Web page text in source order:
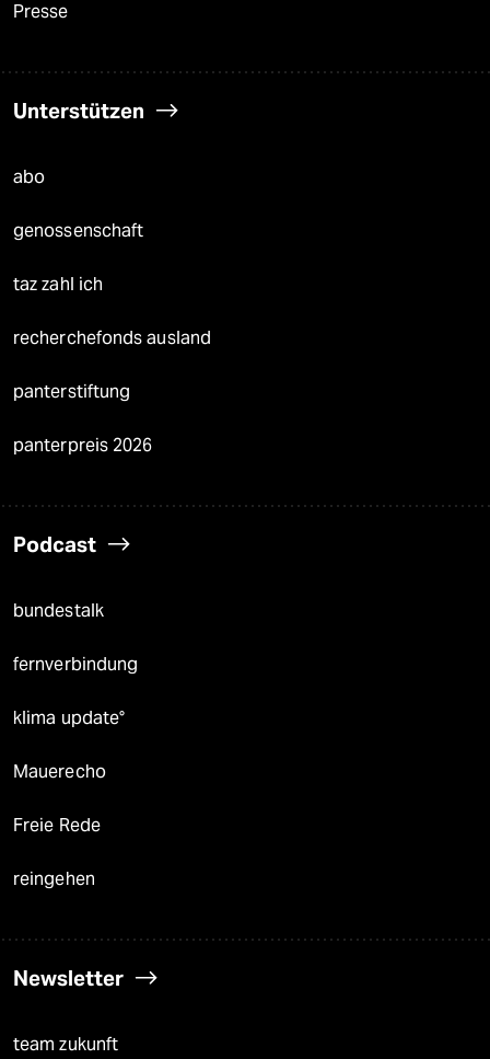
Presse
Unterstützen
abo
genossenschaft
taz zahl ich
recherchefonds ausland
panterstiftung
panterpreis 2026
Podcast
bundestalk
fernverbindung
klima update°
Mauerecho
Freie Rede
reingehen
Newsletter
team zukunft